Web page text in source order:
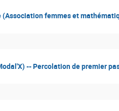
(Association femmes et
-- Percolation de premier